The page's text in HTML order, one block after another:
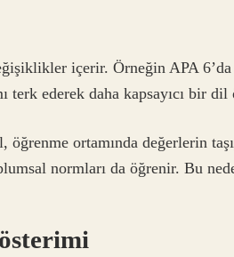
içerir. Örneğin APA
terk ederek daha kapsayıcı bir dil
ortamında değerlerin
normları da öğrenir. Bu